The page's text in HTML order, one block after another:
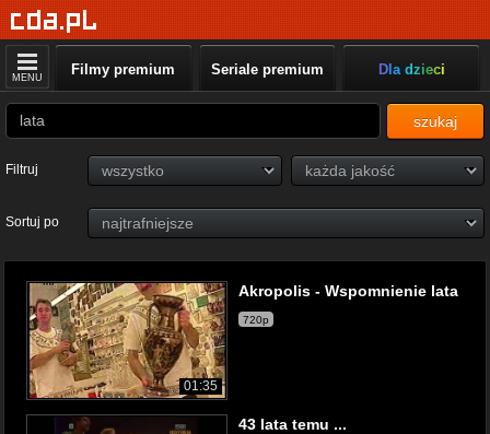
MENU Filmy premium Seriale premium Dla dzieci
szukaj
Filtruj
Sortuj po
01:35
Akropolis - Wspomnienie lata
720p
43 lata temu ...